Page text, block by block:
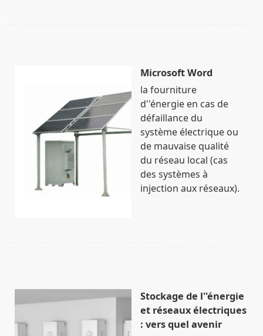
Microsoft Word
la fourniture
d''énergie en cas de
défaillance du
système électrique ou
de mauvaise qualité
du réseau local (cas
des systèmes à
injection aux réseaux).
Stockage de l''énergie
et réseaux électriques
: vers quel avenir